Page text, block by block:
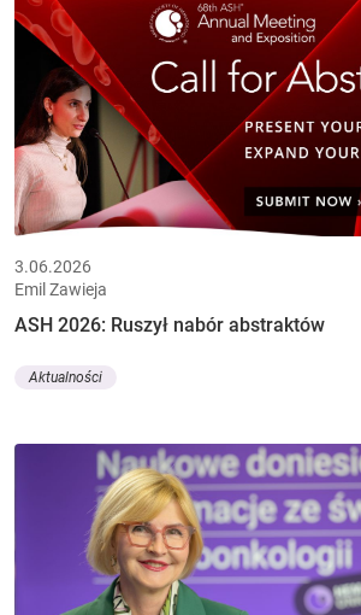
3.06.2026
Emil Zawieja
ASH 2026: Ruszył nabór abstraktów
Aktualności